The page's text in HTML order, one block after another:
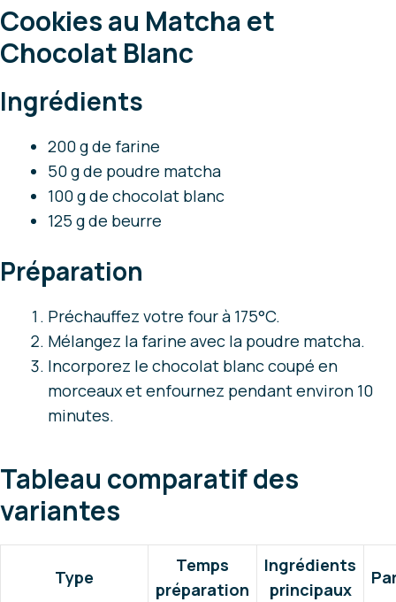
Cookies au Matcha et
Chocolat Blanc
Ingrédients
200 g de farine
50 g de poudre matcha
100 g de chocolat blanc
125 g de beurre
Préparation
Préchauffez votre four à 175°C.
Mélangez la farine avec la poudre matcha.
Incorporez le chocolat blanc coupé en
morceaux et enfournez pendant environ 10
minutes.
Tableau comparatif des
variantes
Type
Temps
préparation
Ingrédients
principaux